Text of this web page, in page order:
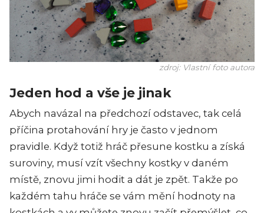
zdroj: Vlastní foto autora
Jeden hod a vše je jinak
Abych navázal na předchozí odstavec, tak celá
příčina protahování hry je často v jednom
pravidle. Když totiž hráč přesune kostku a získá
suroviny, musí vzít všechny kostky v daném
místě, znovu jimi hodit a dát je zpět. Takže po
každém tahu hráče se vám mění hodnoty na